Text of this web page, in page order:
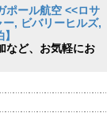
ール航空 <<ロサ
, ビバリーヒルズ,
など、お気軽にお